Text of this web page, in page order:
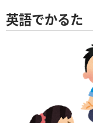
英語でかるた